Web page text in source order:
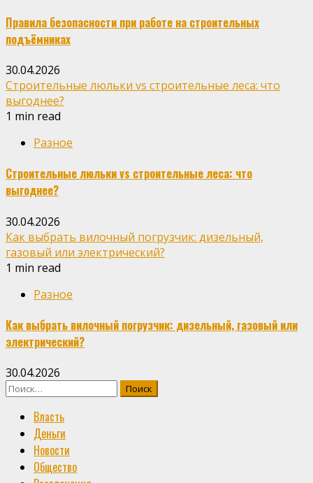
Правила безопасности при работе на строительных
подъёмниках
30.04.2026
Строительные люльки vs строительные леса: что
выгоднее?
1 min read
Разное
Строительные люльки vs строительные леса: что
выгоднее?
30.04.2026
Как выбрать вилочный погрузчик: дизельный,
газовый или электрический?
1 min read
Разное
Как выбрать вилочный погрузчик: дизельный, газовый или
электрический?
30.04.2026
Найти:
Власть
Деньги
Новости
Общество